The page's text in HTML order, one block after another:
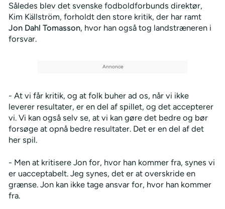
Således blev det svenske fodboldforbunds direktør,
Kim Källström, forholdt den store kritik, der har ramt
Jon Dahl Tomasson, hvor han også tog landstræneren i
forsvar.
- At vi får kritik, og at folk buher ad os, når vi ikke
leverer resultater, er en del af spillet, og det accepterer
vi. Vi kan også selv se, at vi kan gøre det bedre og bør
forsøge at opnå bedre resultater. Det er en del af det
her spil.
- Men at kritisere Jon for, hvor han kommer fra, synes vi
er uacceptabelt. Jeg synes, det er at overskride en
grænse. Jon kan ikke tage ansvar for, hvor han kommer
fra.